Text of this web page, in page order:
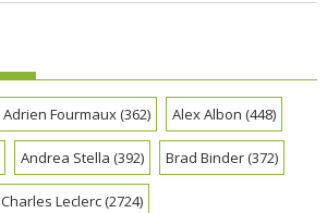
Adrien Fourmaux(362) Alex Albon (448)
Andrea Stella (392) Brad Binder(372)
Charles Leclerc(2724)